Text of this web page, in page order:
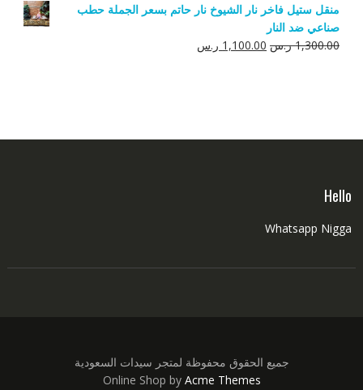
هو:
550.00 ر.س.
هو:
منقل ستيل فاخر نار الشيوخ نار حاتم بسعر الجملة حطب
صناعي ضد النار
1,300.00 ر.س السعر
1,100.00 ر.سالسعر
Hello
Whatsapp Nigga
جميع الحقوق محفوظة لمتجر سيدات السعودية
Online Shop by Acme Themes